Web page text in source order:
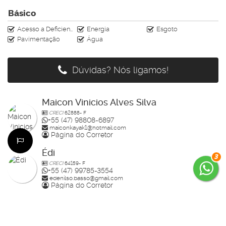
3
Básico
Acesso a Deficientes Energia
Esgoto
Pavimentação
Água
Dúvidas? Nós ligamos!
Maicon Vinicios Alves Silva
CRECI62888- F
+55 (47) 98808-6897
maiconkayak1@hotmail.com
Página do Corretor
Édi
CRECI64159- F
+55 (47) 99785-3554
edenilso.basso@gmail.com
Página do Corretor